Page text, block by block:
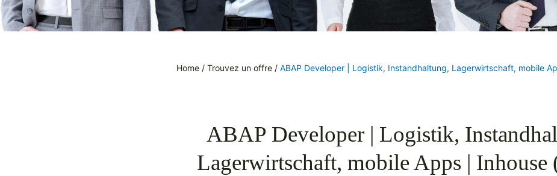
Home/ Trouvez un offre/ ABAP Developer | Logistik, Instandhaltung, Lagerwirtschaft, mobile
ABAP Developer | Logistik,
Lagerwirtschaft, mobile Apps | Inhouse